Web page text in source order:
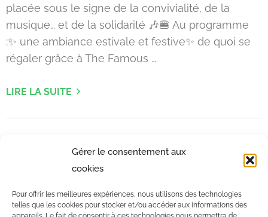
Gérer le consentement aux
cookies
Pour offrir les meilleures expériences, nous utilisons des technologies
telles que les cookies pour stocker et/ou accéder aux informations des
placée sous le signe de la convivialité, de la
musique… et de la solidarité 🎶🍔 Au programme
:✨ une ambiance estivale et festive✨ de quoi se
régaler grâce à The Famous …
LIRE LA SUITE